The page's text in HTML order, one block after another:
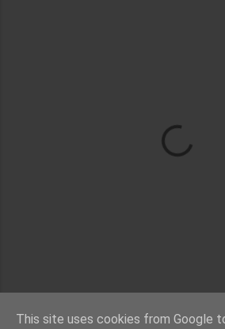
This site uses cookies from Google